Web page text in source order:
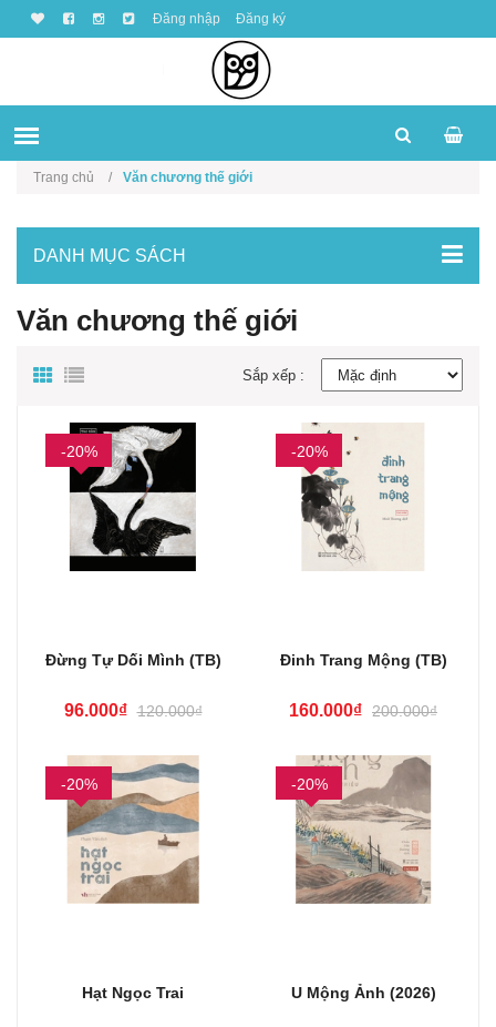
Đăng nhập Đăng ký
Trang chủ Văn chương thế giới
DANH MỤC SÁCH
Văn chương thế giới
Sắp xếp :
-20%
Đừng Tự Dối Mình (TB)
96.000₫ 120.000₫
-20%
Đinh Trang Mộng (TB)
160.000₫ 200.000₫
-20%
Hạt Ngọc Trai
-20%
U Mộng Ảnh (2026)